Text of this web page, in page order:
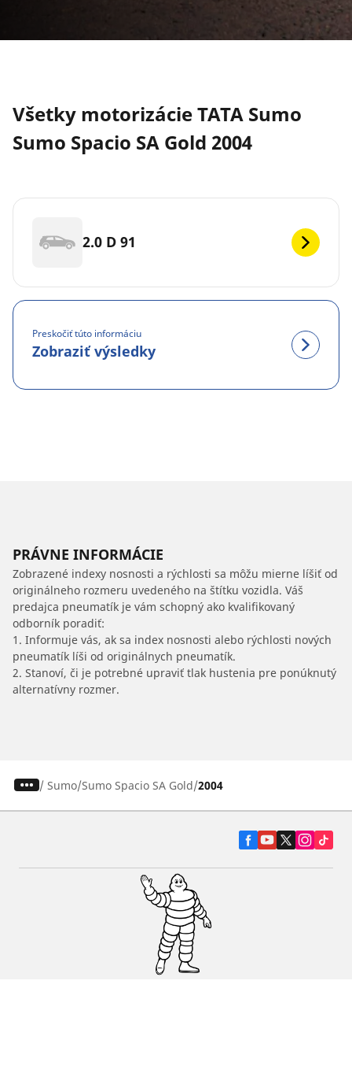
Všetky motorizácie TATA Sumo
Sumo Spacio SA Gold 2004
2.0 D 91
Preskočiť túto informáciu
Zobraziť výsledky
PRÁVNE INFORMÁCIE
Zobrazené indexy nosnosti a rýchlosti sa môžu mierne líšiť od
originálneho rozmeru uvedeného na štítku vozidla. Váš
predajca pneumatík je vám schopný ako kvalifikovaný
odborník poradiť:
1. Informuje vás, ak sa index nosnosti alebo rýchlosti nových
pneumatík líši od originálnych pneumatík.
2. Stanoví, či je potrebné upraviť tlak hustenia pre ponúknutý
alternatívny rozmer.
/ Sumo Sumo Spacio SA Gold 2004